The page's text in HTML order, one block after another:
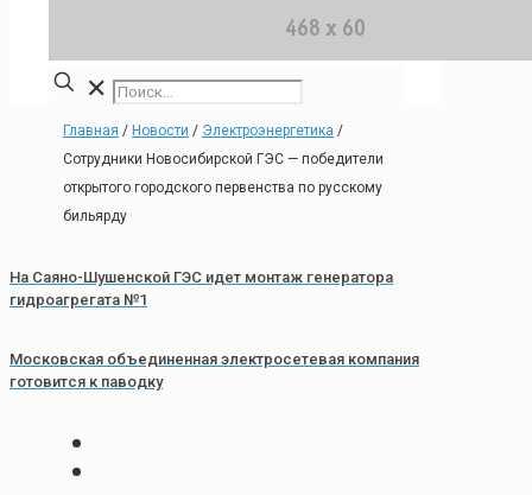
✕
Главная / Новости / Электроэнергетика /
Сотрудники Новосибирской ГЭС — победители
открытого городского первенства по русскому
бильярду
На Саяно-Шушенской ГЭС идет монтаж генератора
гидроагрегата №1
Московская объединенная электросетевая компания
готовится к паводку